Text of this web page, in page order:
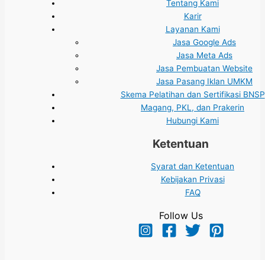
Tentang Kami
Karir
Layanan Kami
Jasa Google Ads
Jasa Meta Ads
Jasa Pembuatan Website
Jasa Pasang Iklan UMKM
Skema Pelatihan dan Sertifikasi BNSP
Magang, PKL, dan Prakerin
Hubungi Kami
Ketentuan
Syarat dan Ketentuan
Kebijakan Privasi
FAQ
Follow Us